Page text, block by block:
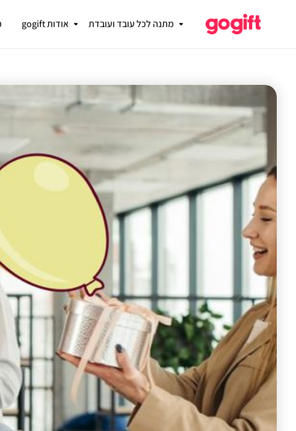
מתנה לכל עובד ועובדת אודות gogift